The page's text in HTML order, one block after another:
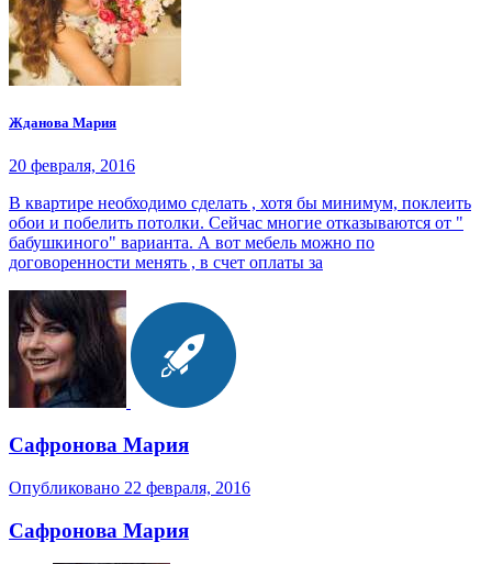
Жданова Мария
20 февраля, 2016
В квартире необходимо сделать , хотя бы минимум, поклеить
обои и побелить потолки. Сейчас многие отказываются от "
бабушкиного" варианта. А вот мебель можно по
договоренности менять , в счет оплаты за
Сафронова Мария
Опубликовано 22 февраля, 2016
Сафронова Мария